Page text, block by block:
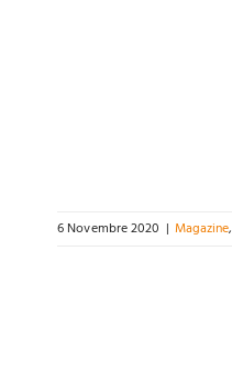
6 Novembre 2020 | Magazine,